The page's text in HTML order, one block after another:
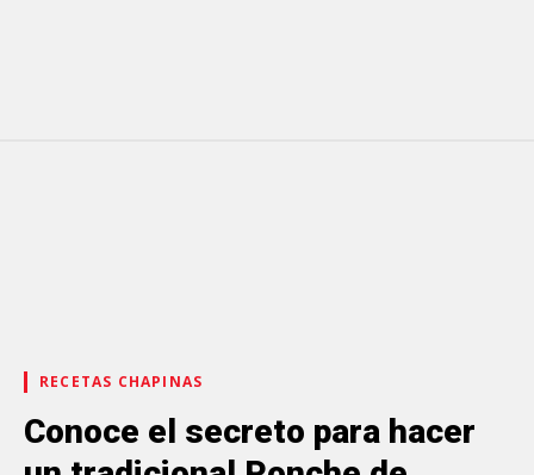
RECETAS CHAPINAS
Conoce el secreto para hacer